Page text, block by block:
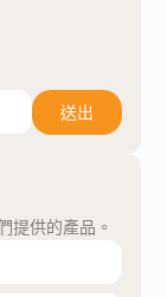
送出
提供的產品。